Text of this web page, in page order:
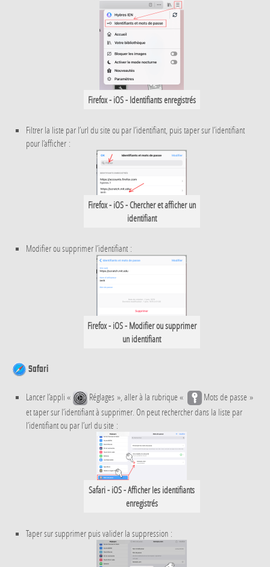
Firefox - iOS - Identifiants enregistrés
Filtrer la liste par l’url du site ou par l’identifiant, puis taper sur l’identifiant
pour l’afficher :
Firefox - iOS - Chercher et afficher un
identifiant
Modifier ou supprimer l’identifiant :
Firefox - iOS - Modifier ou supprimer
un identifiant
Safari
Lancer l’appli « Réglages », aller à la rubrique «
Mots de passe »
et taper sur l’identifiant à supprimer. On peut rechercher dans la liste par
l’identifiant ou par l’url du site :
Safari - iOS - Afficher les identifiants
enregistrés
Taper sur supprimer puis valider la suppression :